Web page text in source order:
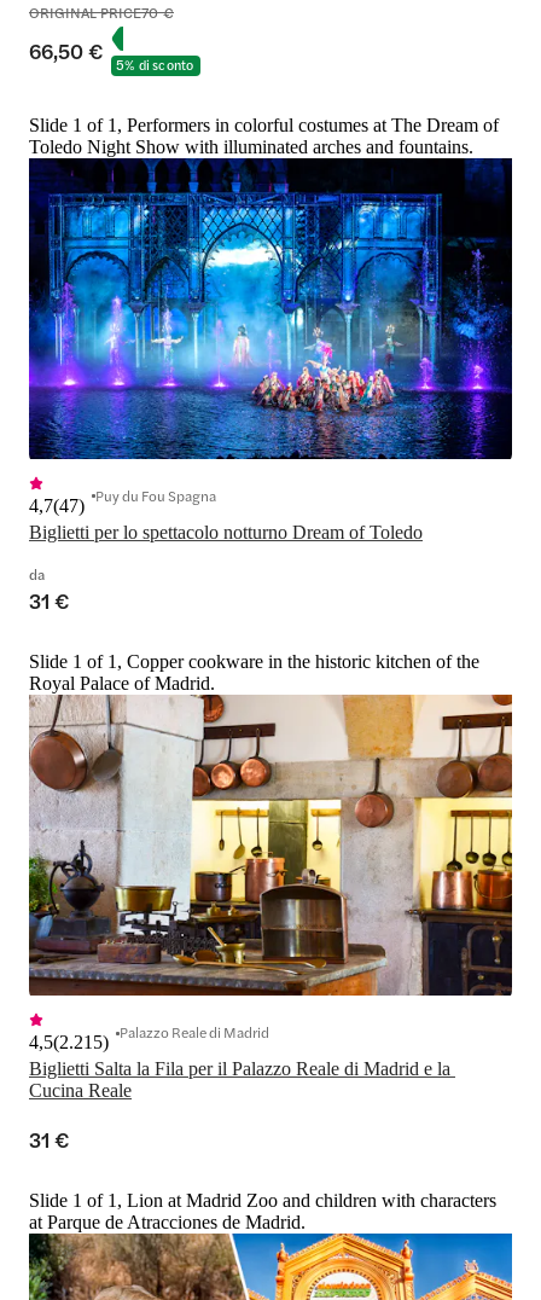
ORIGINAL PRICE70 €
66,50 € 5% di sconto
Slide 1 of 1, Performers in colorful costumes at The Dream of
Toledo Night Show with illuminated arches and fountains.
Biglietti per lo spettacolo notturno Dream of Toledo
4,7(47) Puy du Fou Spagna
da
31 €
Slide 1 of 1, Copper cookware in the historic kitchen of the
Royal Palace of Madrid.
Biglietti Salta la Fila per il Palazzo Reale di Madrid e la
Cucina Reale
4,5(2.215) Palazzo Reale di Madrid
31 €
Slide 1 of 1, Lion at Madrid Zoo and children with characters
at Parque de Atracciones de Madrid.